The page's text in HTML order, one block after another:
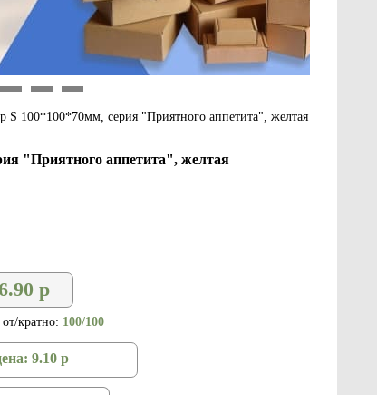
S 100*100*70мм, серия "Приятного аппетита", желтая
"Приятного аппетита", желтая
р
кратно: 100/100
9.10 р